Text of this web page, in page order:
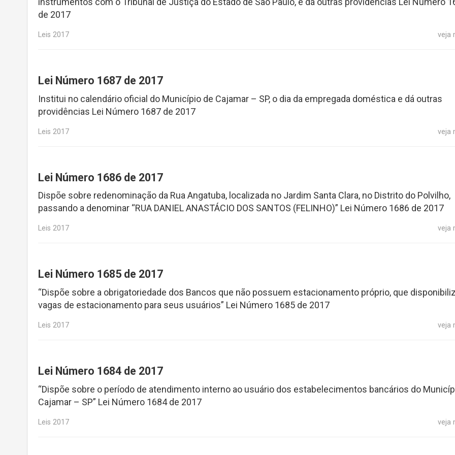
de 2017
Leis 2017 veja
Lei Número 1687 de 2017
Institui no calendário oficial do Município de Cajamar – SP, o dia da empregada doméstica e dá outras
providências Lei Número 1687 de 2017
Leis 2017 veja
Lei Número 1686 de 2017
Dispõe sobre redenominação da Rua Angatuba, localizada no Jardim Santa Clara, no Distrito do Polvilho,
passando a denominar “RUA DANIEL ANASTÁCIO DOS SANTOS (FELINHO)” Lei Número 1686 de 2017
Leis 2017 veja
Lei Número 1685 de 2017
“Dispõe sobre a obrigatoriedade dos Bancos que não possuem estacionamento próprio, que
vagas de estacionamento para seus usuários” Lei Número 1685 de 2017
Leis 2017 veja
Lei Número 1684 de 2017
“Dispõe sobre o período de atendimento interno ao usuário dos estabelecimentos bancários do
Cajamar – SP” Lei Número 1684 de 2017
Leis 2017 veja